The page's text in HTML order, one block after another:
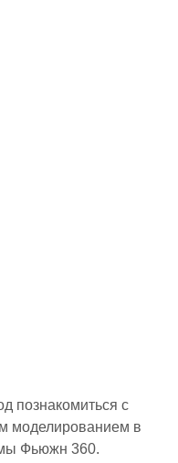
познакомиться с
моделированием в
Фьюжн 360.